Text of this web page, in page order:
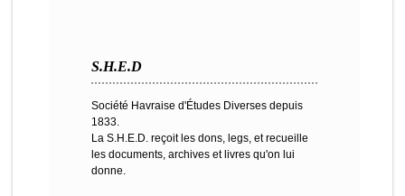
S.H.E.D
Société Havraise d'Études Diverses depuis
1833.
La S.H.E.D. reçoit les dons, legs, et recueille
les documents, archives et livres qu'on lui
donne.